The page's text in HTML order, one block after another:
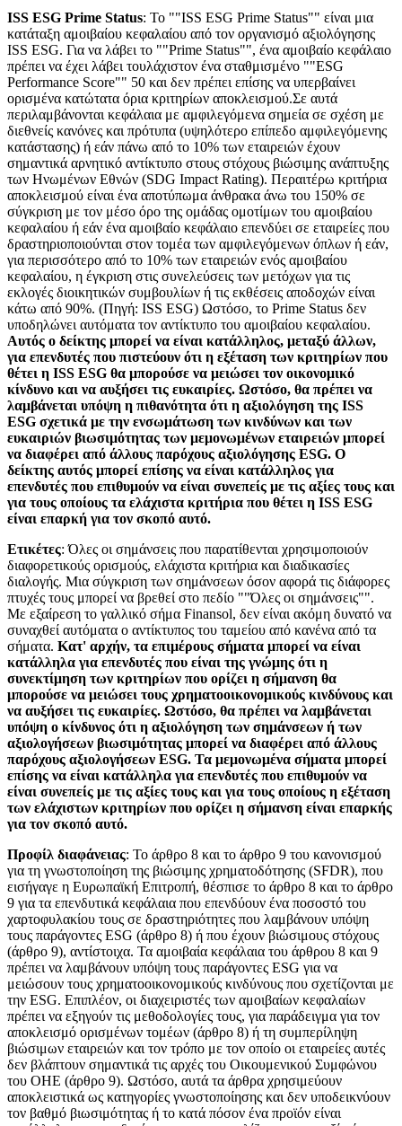
ISS ESG Prime Status: Το ""ISS ESG Prime Status"" είναι μια
κατάταξη αμοιβαίου κεφαλαίου από τον οργανισμό αξιολόγησης
ISS ESG. Για να λάβει το ""Prime Status"", ένα αμοιβαίο κεφάλαιο
πρέπει να έχει λάβει τουλάχιστον ένα σταθμισμένο ""ESG
Performance Score"" 50 και δεν πρέπει επίσης να υπερβαίνει
ορισμένα κατώτατα όρια κριτηρίων αποκλεισμού.Σε αυτά
περιλαμβάνονται κεφάλαια με αμφιλεγόμενα σημεία σε σχέση με
διεθνείς κανόνες και πρότυπα (υψηλότερο επίπεδο αμφιλεγόμενης
κατάστασης) ή εάν πάνω από το 10% των εταιρειών έχουν
σημαντικά αρνητικό αντίκτυπο στους στόχους βιώσιμης ανάπτυξης
των Ηνωμένων Εθνών (SDG Impact Rating). Περαιτέρω κριτήρια
αποκλεισμού είναι ένα αποτύπωμα άνθρακα άνω του 150% σε
σύγκριση με τον μέσο όρο της ομάδας ομοτίμων του αμοιβαίου
κεφαλαίου ή εάν ένα αμοιβαίο κεφάλαιο επενδύει σε εταιρείες που
δραστηριοποιούνται στον τομέα των αμφιλεγόμενων όπλων ή εάν,
για περισσότερο από το 10% των εταιρειών ενός αμοιβαίου
κεφαλαίου, η έγκριση στις συνελεύσεις των μετόχων για τις
εκλογές διοικητικών συμβουλίων ή τις εκθέσεις αποδοχών είναι
κάτω από 90%. (Πηγή: ISS ESG) Ωστόσο, το Prime Status δεν
υποδηλώνει αυτόματα τον αντίκτυπο του αμοιβαίου κεφαλαίου.
Αυτός ο δείκτης μπορεί να είναι κατάλληλος, μεταξύ άλλων,
για επενδυτές που πιστεύουν ότι η εξέταση των κριτηρίων που
θέτει η ISS ESG θα μπορούσε να μειώσει τον οικονομικό
κίνδυνο και να αυξήσει τις ευκαιρίες. Ωστόσο, θα πρέπει να
λαμβάνεται υπόψη η πιθανότητα ότι η αξιολόγηση της ISS
ESG σχετικά με την ενσωμάτωση των κινδύνων και των
ευκαιριών βιωσιμότητας των μεμονωμένων εταιρειών μπορεί
να διαφέρει από άλλους παρόχους αξιολόγησης ESG. Ο
δείκτης αυτός μπορεί επίσης να είναι κατάλληλος για
επενδυτές που επιθυμούν να είναι συνεπείς με τις αξίες τους και
για τους οποίους τα ελάχιστα κριτήρια που θέτει η ISS ESG
είναι επαρκή για τον σκοπό αυτό.
Ετικέτες: Όλες οι σημάνσεις που παρατίθενται χρησιμοποιούν
διαφορετικούς ορισμούς, ελάχιστα κριτήρια και διαδικασίες
διαλογής. Μια σύγκριση των σημάνσεων όσον αφορά τις διάφορες
πτυχές τους μπορεί να βρεθεί στο πεδίο ""Όλες οι σημάνσεις"".
Με εξαίρεση το γαλλικό σήμα Finansol, δεν είναι ακόμη δυνατό να
συναχθεί αυτόματα ο αντίκτυπος του ταμείου από κανένα από τα
σήματα. Κατ' αρχήν, τα επιμέρους σήματα μπορεί να είναι
κατάλληλα για επενδυτές που είναι της γνώμης ότι η
συνεκτίμηση των κριτηρίων που ορίζει η σήμανση θα
μπορούσε να μειώσει τους χρηματοοικονομικούς κινδύνους και
να αυξήσει τις ευκαιρίες. Ωστόσο, θα πρέπει να λαμβάνεται
υπόψη ο κίνδυνος ότι η αξιολόγηση των σημάνσεων ή των
αξιολογήσεων βιωσιμότητας μπορεί να διαφέρει από άλλους
παρόχους αξιολογήσεων ESG. Τα μεμονωμένα σήματα μπορεί
επίσης να είναι κατάλληλα για επενδυτές που επιθυμούν να
είναι συνεπείς με τις αξίες τους και για τους οποίους η εξέταση
των ελάχιστων κριτηρίων που ορίζει η σήμανση είναι επαρκής
για τον σκοπό αυτό.
Προφίλ διαφάνειας: Το άρθρο 8 και το άρθρο 9 του κανονισμού
για τη γνωστοποίηση της βιώσιμης χρηματοδότησης (SFDR), που
εισήγαγε η Ευρωπαϊκή Επιτροπή, θέσπισε το άρθρο 8 και το άρθρο
9 για τα επενδυτικά κεφάλαια που επενδύουν ένα ποσοστό του
χαρτοφυλακίου τους σε δραστηριότητες που λαμβάνουν υπόψη
τους παράγοντες ESG (άρθρο 8) ή που έχουν βιώσιμους στόχους
(άρθρο 9), αντίστοιχα. Τα αμοιβαία κεφάλαια του άρθρου 8 και 9
πρέπει να λαμβάνουν υπόψη τους παράγοντες ESG για να
μειώσουν τους χρηματοοικονομικούς κινδύνους που σχετίζονται με
την ESG. Επιπλέον, οι διαχειριστές των αμοιβαίων κεφαλαίων
πρέπει να εξηγούν τις μεθοδολογίες τους, για παράδειγμα για τον
αποκλεισμό ορισμένων τομέων (άρθρο 8) ή τη συμπερίληψη
βιώσιμων εταιρειών και τον τρόπο με τον οποίο οι εταιρείες αυτές
δεν βλάπτουν σημαντικά τις αρχές του Οικουμενικού Συμφώνου
του ΟΗΕ (άρθρο 9). Ωστόσο, αυτά τα άρθρα χρησιμεύουν
αποκλειστικά ως κατηγορίες γνωστοποίησης και δεν υποδεικνύουν
τον βαθμό βιωσιμότητας ή το κατά πόσον ένα προϊόν είναι